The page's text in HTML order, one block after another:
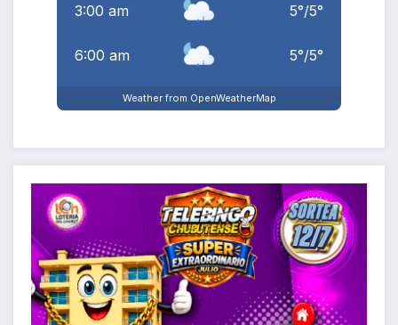
3:00 am 5°/5°
6:00 am 5°/5°
Weather from OpenWeatherMap